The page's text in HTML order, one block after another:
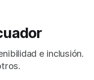
e inclusión.